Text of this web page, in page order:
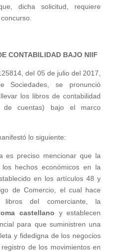
dicha solicitud, requiere
CONTABILIDAD BAJO NIIF
del 05 de julio del 2017,
Sociedades, se pronunció
los libros de contabilidad
de cuentas) bajo el marco
lo siguiente:
es preciso mencionar que la
hechos económicos en la
en los artículos 48 y
de Comercio, el cual hace
del comerciante, la
castellano y establecen
para que suministren una
y fidedigna de los negocios
de los movimientos en